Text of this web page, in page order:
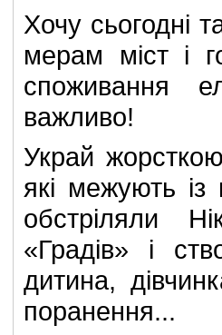
Хочу сьогодні
мерам міст і
споживання
важливо!
Украй
які межують
обстріляли
«Градів» і
дитина,
поранення...